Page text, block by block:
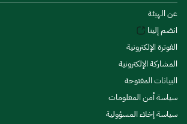
عن الهيئة
انضم إلينا
الفوترة الإلكترونية
المشاركة الإلكترونية
البيانات المفتوحة
سياسة أمن المعلومات
سياسة إخلاء المسؤولية